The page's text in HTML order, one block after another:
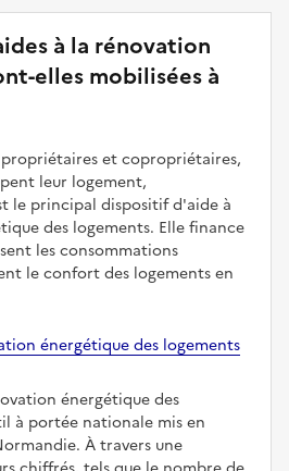
à la rénovation
elles mobilisées à
propriétaires et copropriétaires,
leur logement,
le principal dispositif d'aide à
des logements. Elle finance
les consommations
le confort des logements en
énergétique des logements
énergétique des
à portée nationale mis en
À travers une